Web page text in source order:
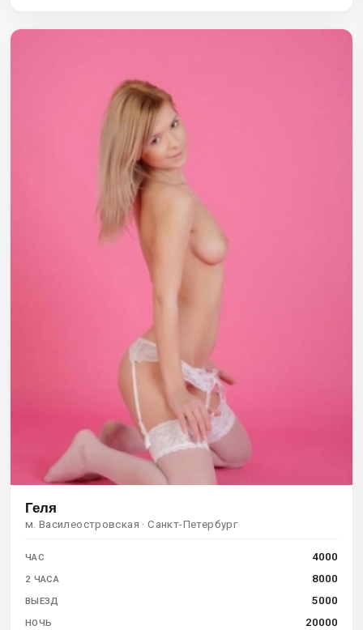
Геля
м. Василеостровская · Санкт-Петербург
ЧАС 4000
2 ЧАСА 8000
ВЫЕЗД 5000
НОЧЬ 20000